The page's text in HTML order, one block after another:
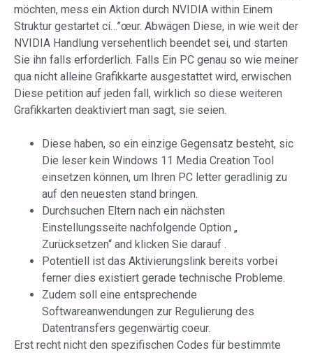
möchten, mess ein Aktion durch NVIDIA within Einem
Struktur gestartet cí…”œur. Abwägen Diese, in wie weit der
NVIDIA Handlung versehentlich beendet sei, und starten
Sie ihn falls erforderlich. Falls Ein PC genau so wie meiner
qua nicht alleine Grafikkarte ausgestattet wird, erwischen
Diese petition auf jeden fall, wirklich so diese weiteren
Grafikkarten deaktiviert man sagt, sie seien.
Diese haben, so ein einzige Gegensatz besteht, sic
Die leser kein Windows 11 Media Creation Tool
einsetzen können, um Ihren PC letter geradlinig zu
auf den neuesten stand bringen.
Durchsuchen Eltern nach ein nächsten
Einstellungsseite nachfolgende Option „
Zurücksetzen“ and klicken Sie darauf .
Potentiell ist das Aktivierungslink bereits vorbei
ferner dies existiert gerade technische Probleme.
Zudem soll eine entsprechende
Softwareanwendungen zur Regulierung des
Datentransfers gegenwärtig coeur.
Erst recht nicht den spezifischen Codes für bestimmte